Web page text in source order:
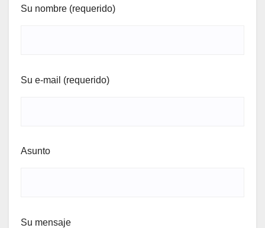
Su nombre (requerido)
Su e-mail (requerido)
Asunto
Su mensaje